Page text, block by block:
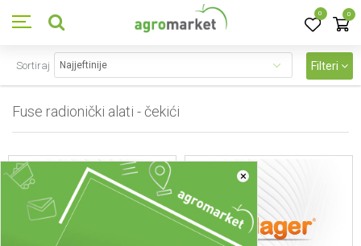
0 0
×
Fuse radionički alati - čekići
Sortiraj Filteri